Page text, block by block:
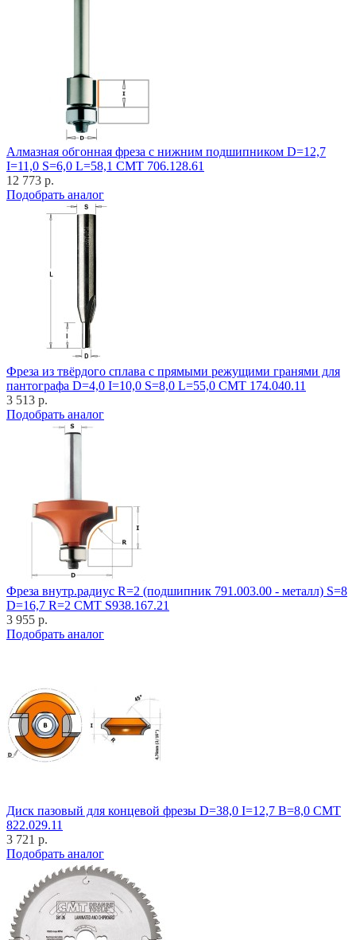
Алмазная обгонная фреза с нижним подшипником D=12,7
I=11,0 S=6,0 L=58,1 CMT 706.128.61
12 773 р.
Подобрать аналог
Фреза из твёрдого сплава с прямыми режущими гранями для
пантографа D=4,0 I=10,0 S=8,0 L=55,0 CMT 174.040.11
3 513 р.
Подобрать аналог
Фреза внутр.радиус R=2 (подшипник 791.003.00 - металл) S=8
D=16,7 R=2 CMT S938.167.21
3 955 р.
Подобрать аналог
Диск пазовый для концевой фрезы D=38,0 I=12,7 B=8,0 CMT
822.029.11
3 721 р.
Подобрать аналог